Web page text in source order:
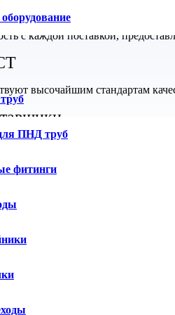
ПНД труб
фитинги
с каждой поставкой,
высочайшим стандартам
поставщиками, что
инженерных сетей
ОНК и герметизирующие манжеты